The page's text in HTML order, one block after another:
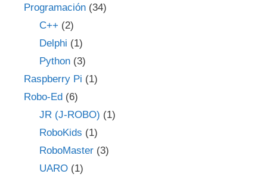
Programación (34)
C++ (2)
Delphi (1)
Python(3)
Raspberry Pi (1)
Robo-Ed (6)
JR (J-ROBO) (1)
RoboKids (1)
RoboMaster(3)
UARO(1)